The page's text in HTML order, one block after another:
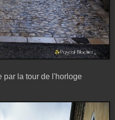
par la tour de l'horloge